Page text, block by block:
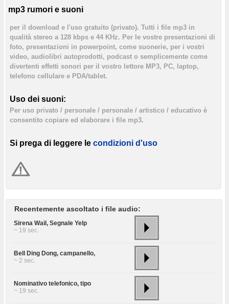
mp3 rumori e suoni
per il download e l'uso gratuito (privato). Tutti i file mp3 in
qualità stereo a 128 kbps e 44 KHz. Per le vostre presentazioni di
foto, presentazioni in powerpoint, come suonerie, per i vostri
video, audiolibri autoprodotti, podcast o semplicemente come
divertenti effetti sonori per il vostro lettore MP3, PC, laptop,
telefono cellulare e PDA/tablet.
Uso dei suoni:
Per uso privato / personale / personale / artistico / educativo è
consentito copiare ed elaborare i file mp3.
Si prega di leggere le condizioni d'uso
Recentemente ascoltato i file audio:
Sirena Wail, Segnale Yelp
~ 19 sec.
Bell Ding Dong, campanello,
~ 2 sec.
Nominativo telefonico, tipo
~ 19 sec.